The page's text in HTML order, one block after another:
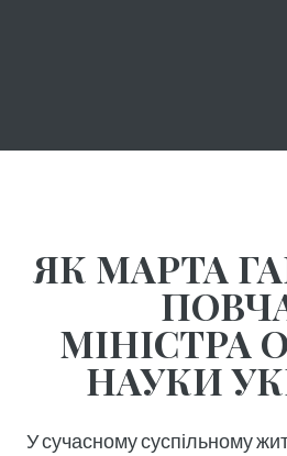
ЯК МАРТА
МІНІСТРА
НАУКИ
У сучасному суспільному